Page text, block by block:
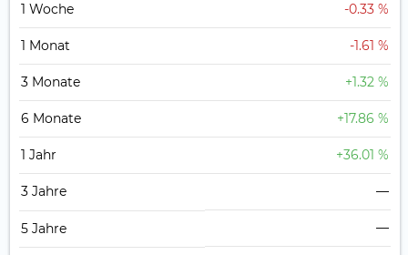
1 Woche -0.33 %
1 Monat -1.61 %
3 Monate +1.32 %
6 Monate +17.86 %
1 Jahr +36.01 %
3 Jahre —
5 Jahre —